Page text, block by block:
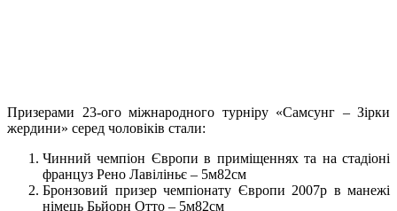
Призерами 23-ого міжнародного турніру «Самсунг – Зірки
жердини» серед чоловіків стали:
Чинний чемпіон Європи в приміщеннях та на стадіоні
француз Рено Лавіліньє – 5м82см
Бронзовий призер чемпіонату Європи 2007р в манежі
німець Бьйорн Отто – 5м82см